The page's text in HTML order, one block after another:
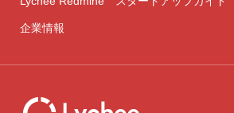
企業情報